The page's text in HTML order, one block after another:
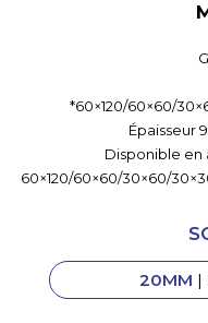
*60×120/60×60/
Épaisseur
Disponible en
60×120/60×60/30×60/
20MM |